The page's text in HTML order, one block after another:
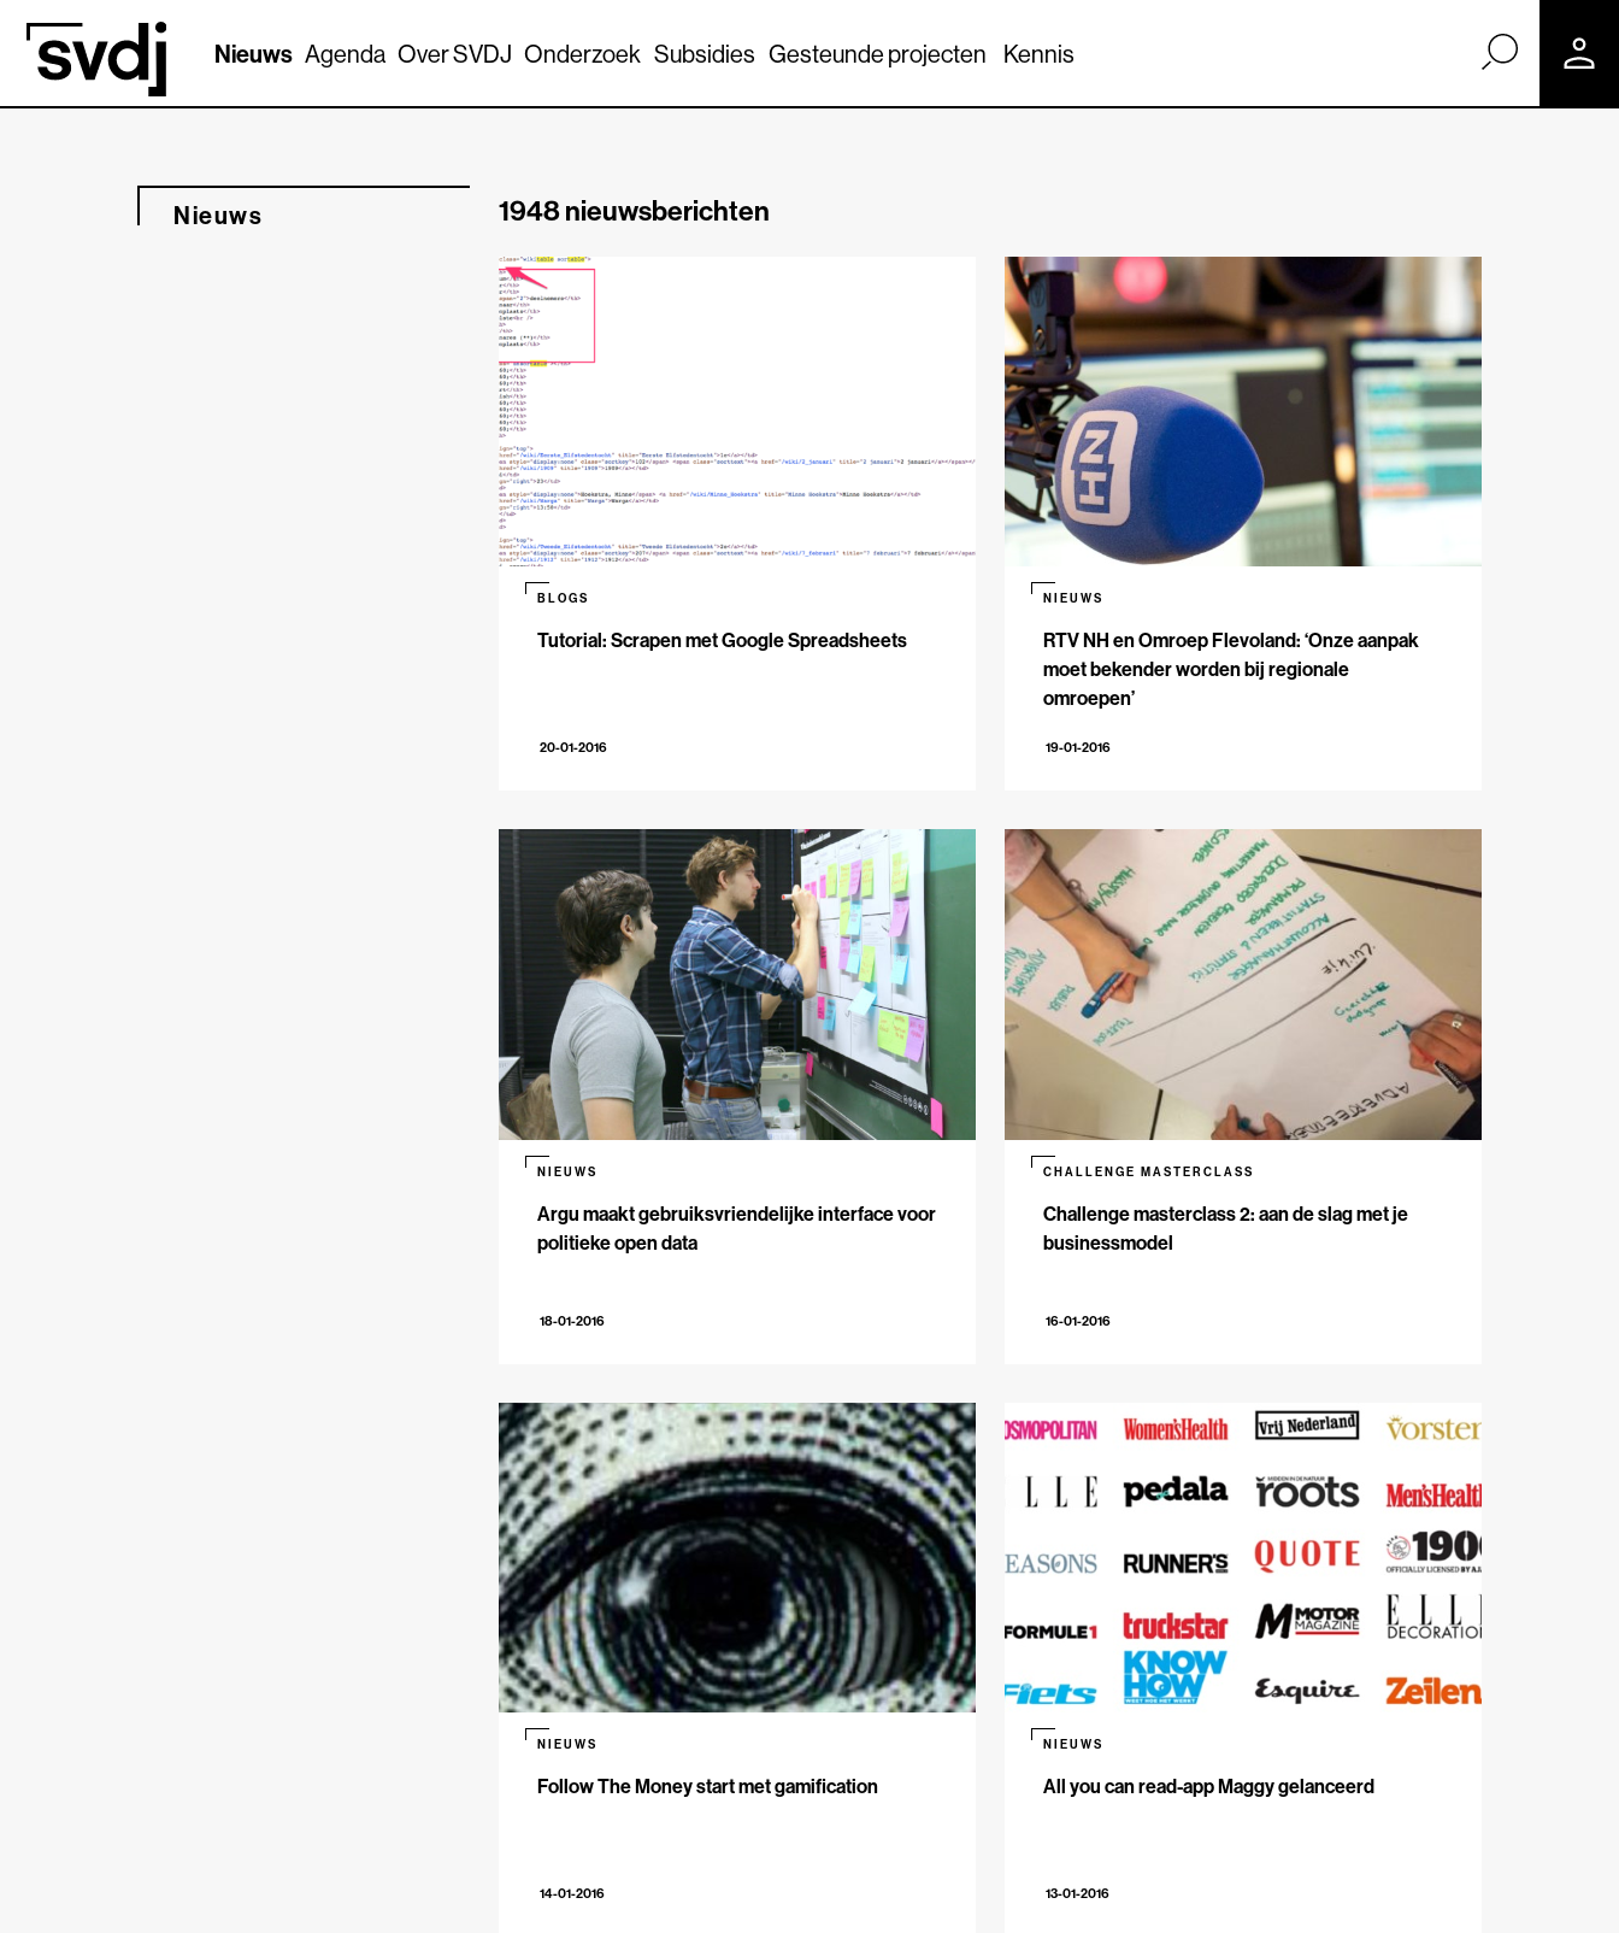
Naar hoofdinhoud
Nieuws Agenda Over SVDJ Onderzoek Subsidies Gesteunde projecten Kennis
Nieuws 1948 nieuwsberichten
Tutorial: Scrapen met Google Spreadsheets
BLOGS
20-01-2016
RTV NH en Omroep Flevoland: ‘Onze aanpak
moet bekender worden bij regionale
omroepen’
NIEUWS
19-01-2016
Argu maakt gebruiksvriendelijke interface voor
politieke open data
NIEUWS
18-01-2016
Challenge masterclass 2: aan de slag met je
businessmodel
CHALLENGE MASTERCLASS
16-01-2016
Follow The Money start met gamification
NIEUWS
14-01-2016
All you can read-app Maggy gelanceerd
NIEUWS
13-01-2016